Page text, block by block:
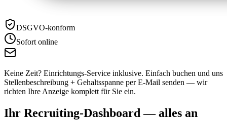
DSGVO-konform
Sofort online
Keine Zeit? Einrichtungs-Service inklusive. Einfach buchen und uns
Stellenbeschreibung + Gehaltsspanne per E-Mail senden — wir
richten Ihre Anzeige komplett für Sie ein.
Ihr Recruiting-Dashboard — alles an